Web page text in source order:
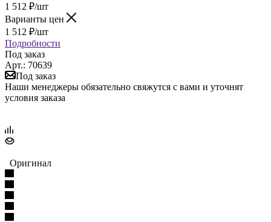
1 512 ₽/шт
Варианты цен
1 512 ₽/шт
Подробности
Под заказ
Арт.: 70639
Под заказ
Наши менеджеры обязательно свяжутся с вами и уточнят
условия заказа
Оригинал